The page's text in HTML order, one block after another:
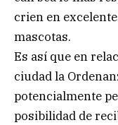
crien en
mascotas.
Es así que en
ciudad la
potencialmente
posibilidad de